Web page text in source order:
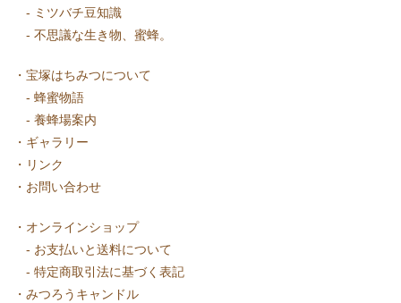
- ミツバチ豆知識
- 不思議な生き物、蜜蜂。
・ 宝塚はちみつについて
- 蜂蜜物語
- 養蜂場案内
・ ギャラリー
・ リンク
・ お問い合わせ
・ オンラインショップ
- お支払いと送料について
- 特定商取引法に基づく表記
・ みつろうキャンドル